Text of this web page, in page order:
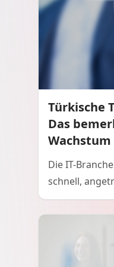
Türkische
Das
Wachstum
Die IT-
schnell,
strategische
junge und
Arbeitskräfte